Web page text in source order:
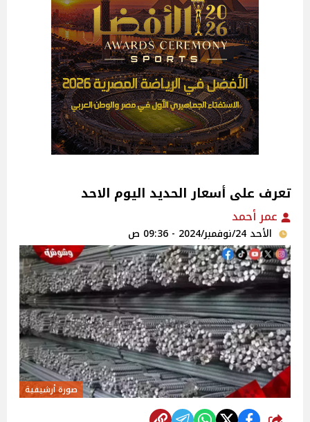
تعرف على أسعار الحديد اليوم الاحد
عمر أحمد
الأحد 24/نوفمبر/2024 - 09:36 ص
صورة أرشيفية